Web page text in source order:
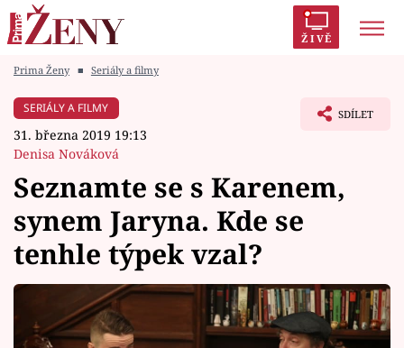
ŽIVĚ
Módní alarm
Témata
Celebrity
Vztahy
Prima Ženy ■ Seriály a filmy
SERIÁLY A FILMY
31. března 2019 19:13
Denisa Nováková
SDÍLET
Seznamte se s Karenem,
synem Jaryna. Kde se
tenhle týpek vzal?